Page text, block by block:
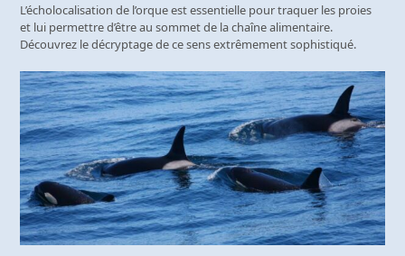
L’écholocalisation de l’orque est essentielle pour traquer les proies
et lui permettre d’être au sommet de la chaîne alimentaire.
Découvrez le décryptage de ce sens extrêmement sophistiqué.